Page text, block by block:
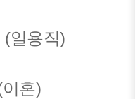
(일용직)
혼)